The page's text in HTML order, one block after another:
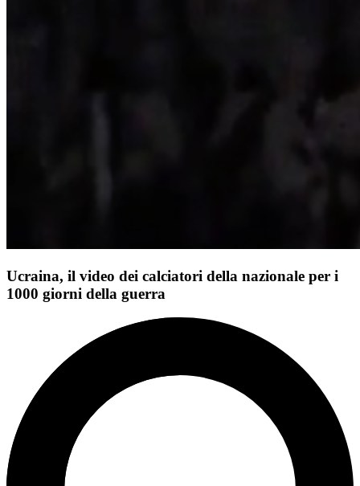
Ucraina, il video dei calciatori della nazionale per i
1000 giorni della guerra